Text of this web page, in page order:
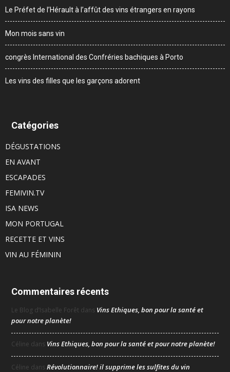
Le Préfet de l’Hérault à l’affût des vins étrangers en rayons
Mon mois sans vin
congrès International des Confréries bachiques à Porto
Les vins des filles que les garçons adorent
Catégories
DÉGUSTATIONS
EN AVANT
ESCAPADES
FEMIVIN.TV
ISA NEWS
MON PORTUGAL
RECETTE ET VINS
VIN AU FÉMININ
Commentaires récents
Le Blog d’Isabelle Forêt dans Vins Ethiques, bon pour la santé et
pour notre planète!
Céline dans Vins Ethiques, bon pour la santé et pour notre planète!
Céline dansRévolutionnaire! il supprime les sulfites du vin